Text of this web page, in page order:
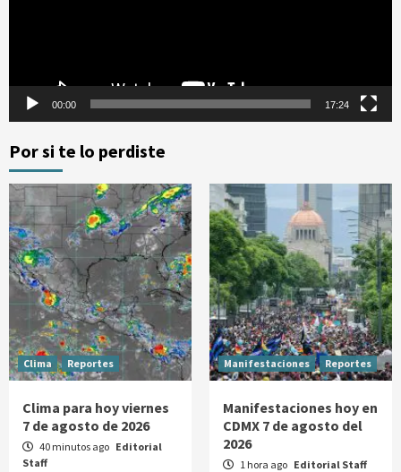
00:00 17:24
Por si te lo perdiste
Clima Reportes
Clima para hoy viernes
7 de agosto de 2026
40 minutos ago Editorial
Staff
Manifestaciones Reportes
Manifestaciones hoy en
CDMX 7 de agosto del
2026
1 hora ago Editorial Staff